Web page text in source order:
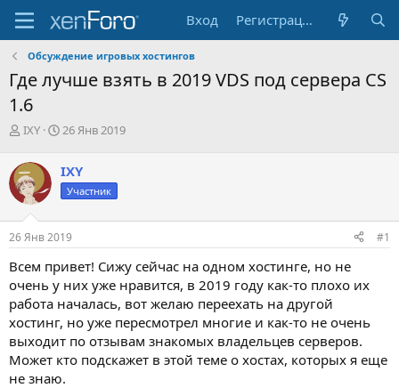
Вход Регистрация
Обсуждение игровых хостингов
Где лучше взять в 2019 VDS под сервера CS
1.6
А
т
о
р
т
е
м
IXY
Д
а
н
ч
а
а
26 Янв 2019
IXY
Участник
26 Янв 2019 #1
Всем привет! Сижу сейчас на одном хостинге, но не
очень у них уже нравится, в 2019 году как-то плохо их
работа началась, вот желаю переехать на другой
хостинг, но уже пересмотрел многие и как-то не очень
выходит по отзывам знакомых владельцев серверов.
Может кто подскажет в этой теме о хостах, которых я еще
не знаю.